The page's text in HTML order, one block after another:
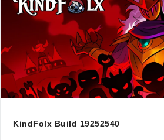
KindFolx Build 19252540